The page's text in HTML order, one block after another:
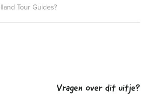
Tour Guides?
Vragen over dit uitje?